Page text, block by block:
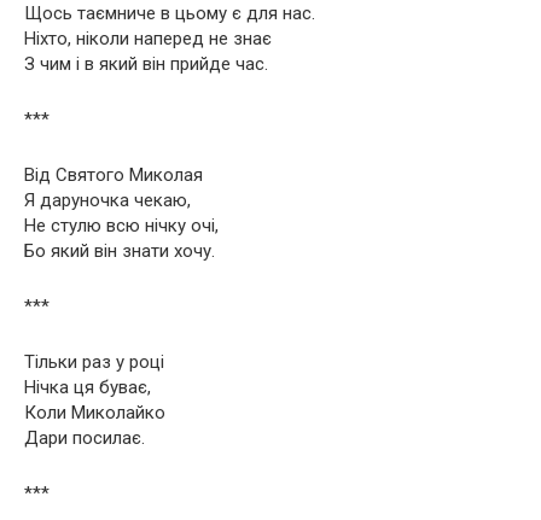
Щось таємниче в цьому є для нас.
Ніхто, ніколи наперед не знає
З чим і в який він прийде час.
***
Від Святого Миколая
Я даруночка чекаю,
Не стулю всю нічку очі,
Бо який він знати хочу.
***
Тільки раз у році
Нічка ця буває,
Коли Миколайко
Дари посилає.
***